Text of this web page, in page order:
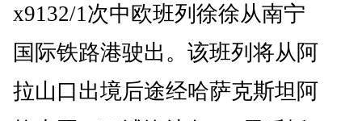
x9132/1次中欧班列徐徐从南宁
国际铁路港驶出。该班列将从阿
拉山口出境后途经哈萨克斯坦阿